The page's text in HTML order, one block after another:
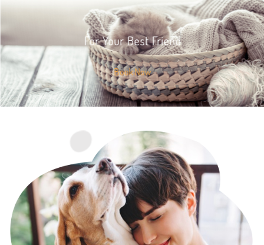
For Your Best Friend
Book Now